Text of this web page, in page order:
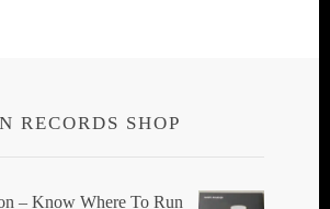
RECORDS SHOP
‎– Know Where To Run